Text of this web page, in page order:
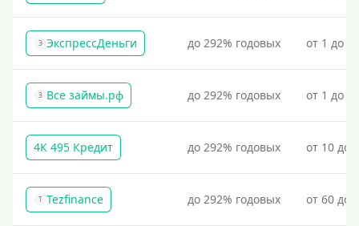
Э ЭкспрессДеньги до 292% годовых от 1 до
З Все займы.рф до 292% годовых от 1 до
4К 495 Кредит до 292% годовых от 10 до
T Tezfinance до 292% годовых от 60 до